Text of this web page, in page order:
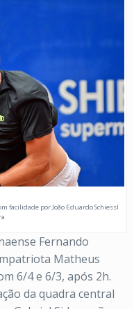
facilidade por João Eduardo Schiessl
Fernando
Matheus
6/4 e 6/3, após 2h.
da quadra central